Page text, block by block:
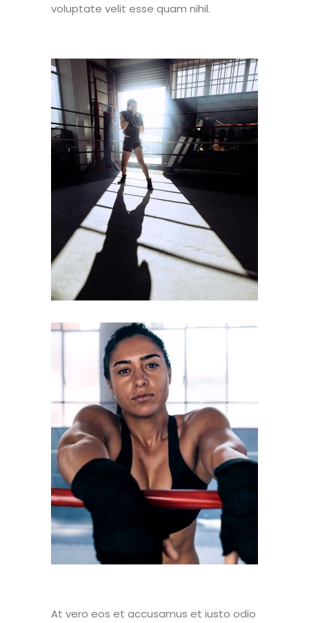
voluptate velit esse quam nihil.
At vero eos et accusamus et iusto odio